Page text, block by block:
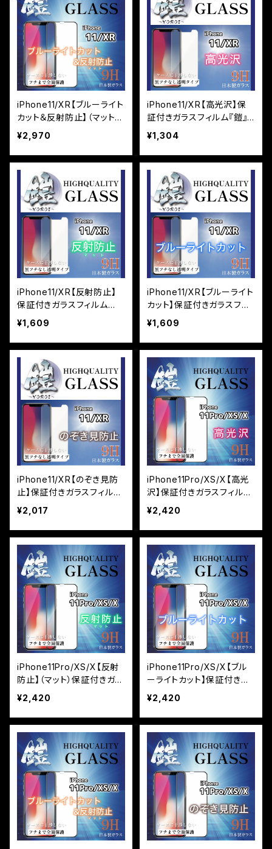
iPhone11/XR【ブルーライト
カット＆反射防止】（マット）
保証付きガラスフィルム
『鎧』全面フルカバー
¥2,970
iPhone11/XR【高光沢】保
証付きガラスフィルム『鎧』
平面タイプ
¥1,304
iPhone11/XR【反射防止】
保証付きガラスフィルム
『鎧』平面タイプ
¥1,609
iPhone11/XR【ブルーライト
カット】保証付きガラスフィ
ルム『鎧』平面タイプ
¥1,609
iPhone11/XR【のぞき見防
止】保証付きガラスフィルム
『鎧』平面タイプ
¥2,017
iPhone11Pro/XS/X【高光
沢】保証付きガラスフィルム
『鎧』全面フルカバー
¥2,420
iPhone11Pro/XS/X【反射
防止】（マット）保証付きガラ
スフィルム『鎧』全面フルカ
バー
¥2,420
iPhone11Pro/XS/X【ブル
ーライトカット】保証付きガ
ラスフィルム『鎧』全面フル
カバー
¥2,420